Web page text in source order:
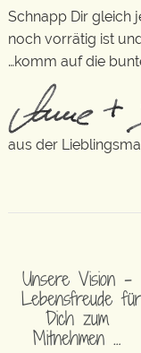
Schnapp Dir gleich
noch vorrätig ist
…komm auf die
aus der
Unsere Vision –
Lebensfreude für
Dich zum
Mitnehmen …